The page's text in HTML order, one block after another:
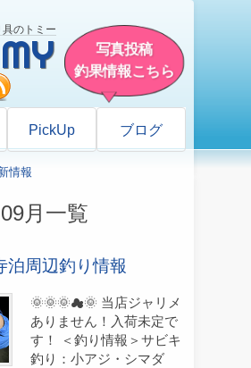
のトミー
写真投稿
釣果情報こちら
PickUp ブログ
情報
月一覧
泊周辺釣り情報
🌞🌞🌞☁🌞 当店ジャリメ
ありません！入荷未定で
す！ ＜釣り情報＞サビキ
釣り：小アジ・シマダ